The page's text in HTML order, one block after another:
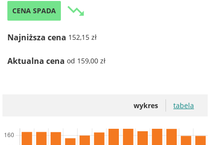
CENA SPADA trending_down
Najniższa cena 152,15 zł
Aktualna cena od 159,00 zł
wykres tabela